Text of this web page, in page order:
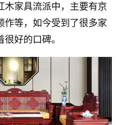
木家具流派中，主要有京
作等，如今受到了很多家
好的口碑。